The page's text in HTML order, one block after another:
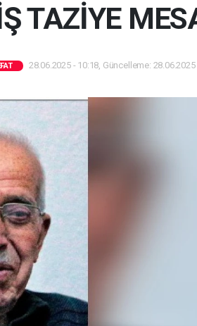
TAZİYE
28.06.2025 - 10:18, Güncelleme: 28.06.2025